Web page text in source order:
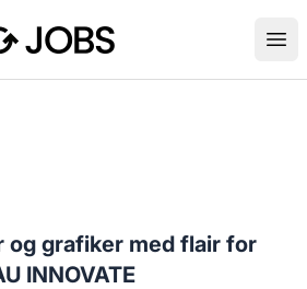
og grafiker med flair for
INNOVATE